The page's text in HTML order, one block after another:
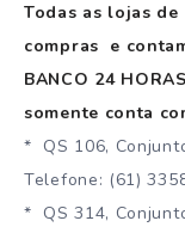
Todas as lojas de
compras e
BANCO 24
somente conta
* QS 106,
Telefone: (61)
* QS 314,